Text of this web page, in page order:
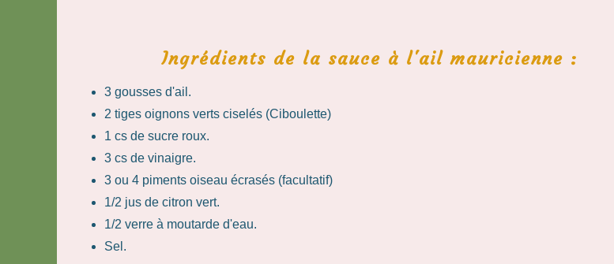
Ingrédients de la sauce à l'ail mauricienne :
3 gousses d'ail.
2 tiges oignons verts ciselés (Ciboulette)
1 cs de sucre roux.
3 cs de vinaigre.
3 ou 4 piments oiseau écrasés (facultatif)
1/2 jus de citron vert.
1/2 verre à moutarde d'eau.
Sel.